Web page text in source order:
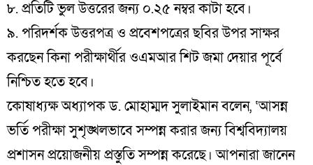
৮. প্রতিটি ভুল উত্তরের জন্য ০.২৫ নম্বর কাটা হবে।
৯. পরিদর্শক উত্তরপত্র ও প্রবেশপত্রের ছবির উপর সাক্ষর
করছেন কিনা পরীক্ষার্থীর ওএমআর শিট জমা দেয়ার পূর্বে
নিশ্চিত হতে হবে।
‎কোষাধ্যক্ষ অধ্যাপক ড. মোহাম্মদ সুলাইমান বলেন, ‘আসন্ন
ভর্তি পরীক্ষা সুশৃঙ্খলভাবে সম্পন্ন করার জন্য বিশ্ববিদ্যালয়
প্রশাসন প্রয়োজনীয় প্রস্তুতি সম্পন্ন করেছে। আপনারা জানেন